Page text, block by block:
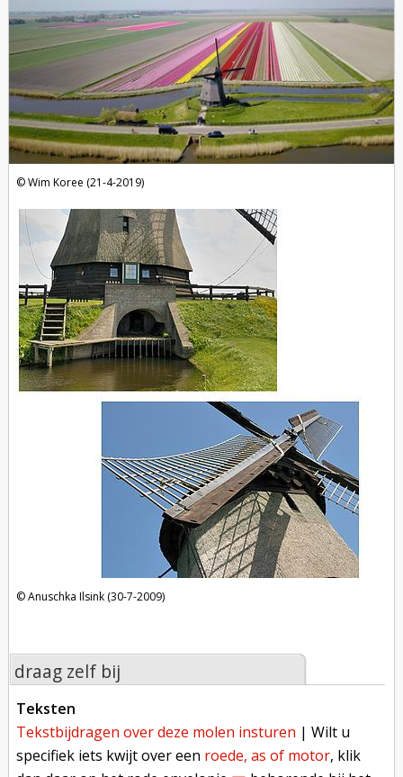
Wim Koree (21-4-2019)
Anuschka Ilsink (30-7-2009)
draag zelf bij
teksten
tekstbijdragen over deze molen insturen | Wilt u
specifiek iets kwijt over een roede, as of motor, klik